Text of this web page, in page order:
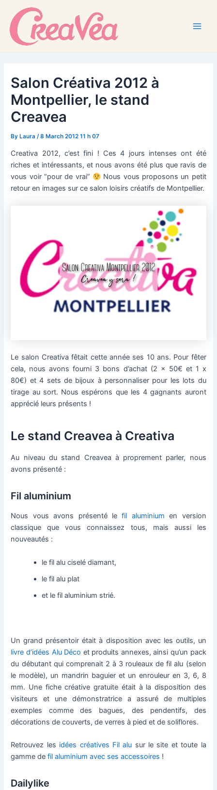
content
Salon Créativa 2012 à
Montpellier, le stand
Creavea
By Laura/8 March 2012 11 h 07
Creativa 2012, c’est fini ! Ces 4 jours intenses ont été
riches et intéressants, et nous avons été plus que ravis de
vous voir “pour de vrai”
Nous vous proposons un petit
retour en images sur ce salon loisirs créatifs de Montpellier.
Le salon Creativa fêtait cette année ses 10 ans. Pour fêter
cela, nous avons fourni 3 bons d’achat (2 x 50€ et 1 x
80€) et 4 sets de bijoux à personnaliser pour les lots du
tirage au sort. Nous espérons que les 4 gagnants auront
apprécié leurs présents !
Le stand Creavea à Creativa
Au niveau du stand Creavea à proprement parler, nous
avons présenté :
Fil aluminium
Nous vous avons présenté lefil aluminium en version
classique que vous connaissez tous, mais aussi les
nouveautés :
le fil alu ciselé diamant,
le fil alu plat
et le fil aluminium strié.
Un grand présentoir était à disposition avec les outils, un
livre d’idées Alu Déco et produits annexes, ainsi qu’un pack
du débutant qui comprenait 2 à 3 rouleaux de fil alu (selon
le modèle), un mandrin baguier et un enrouleur en 3, 6, 8
mm. Une fiche créative gratuite était à la disposition des
visiteurs et une démonstratrice a assuré de multiples
exemples comme des bagues, des pendentifs, des
décorations de couverts, de verres à pied et de soliflores.
Retrouvez les idées créatives Fil alu sur le site et toute la
gamme defil aluminium avec ses accessoires !
Dailylike